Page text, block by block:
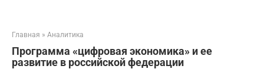
Главная » Аналитика
Программа «цифровая экономика» и ее
развитие в российской федерации